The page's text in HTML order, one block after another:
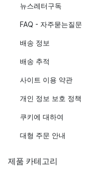
뉴스레터구독
FAQ - 자주묻는질문
배송 정보
배송 추적
사이트 이용 약관
개인 정보 보호 정책
쿠키에 대하여
대형 주문 안내
제품 카테고리